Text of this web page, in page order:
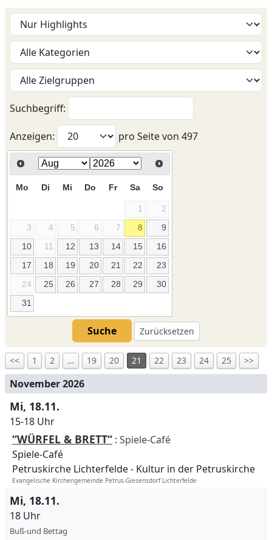
Suchbegriff:
Anzeigen: pro Seite von 497
Mo Di Mi Do Fr Sa So
1
2
3
4 5 6 7 8
9
10
11 12 13 14 15
16
17
18 19 20 21 22
23
24
25 26 27 28 29
30
31
Suche Zurücksetzen
<< 1 2 … 19 20 21 22 23 24 25 >>
November 2026
Mi, 18.11.
15-18 Uhr
“WÜRFEL & BRETT“ : Spiele-Café
Spiele-Café
Petruskirche Lichterfelde
Kultur in der Petruskirche
Evangelische Kirchengemeinde Petrus-Giesensdorf Lichterfelde
Mi, 18.11.
18 Uhr
Buß-und Bettag